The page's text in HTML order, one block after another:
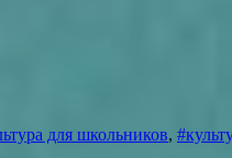
для школьников,